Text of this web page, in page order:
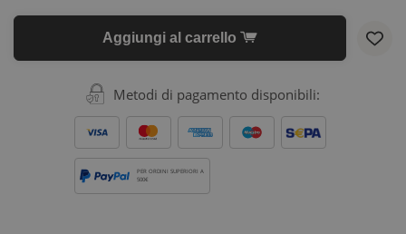
Aggiungi al carrello
Metodi di pagamento disponibili:
PER ORDINI SUPERIORI A
500€